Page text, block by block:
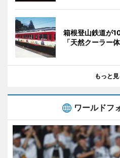
箱根登山鉄道が
「天然クーラー
もっと見
ワールドフ